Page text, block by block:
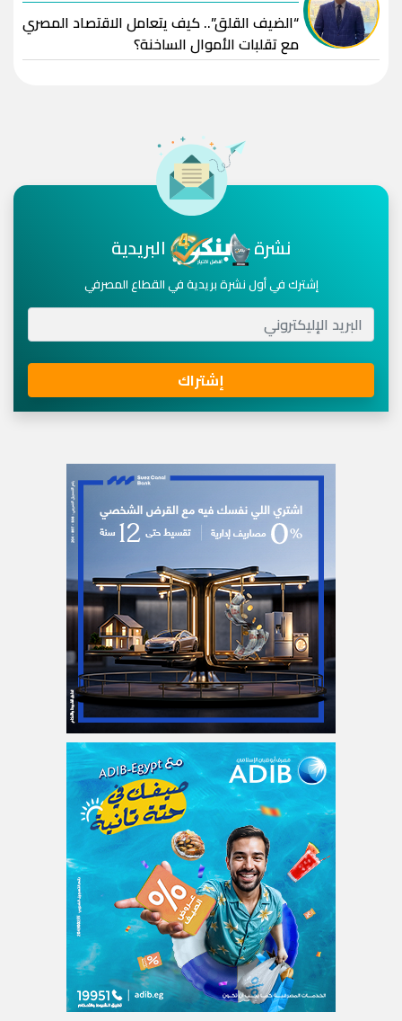
“الضيف القلق”.. كيف يتعامل الاقتصاد المصري
مع تقلبات الأموال الساخنة؟
نشرة البريدية
إشترك في أول نشرة بريدية في القطاع المصرفي